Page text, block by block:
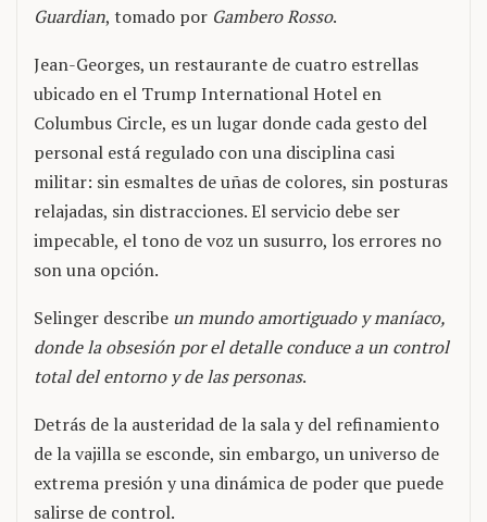
Guardian, tomado por Gambero Rosso.
Jean-Georges, un restaurante de cuatro estrellas
ubicado en el Trump International Hotel en
Columbus Circle, es un lugar donde cada gesto del
personal está regulado con una disciplina casi
militar: sin esmaltes de uñas de colores, sin posturas
relajadas, sin distracciones. El servicio debe ser
impecable, el tono de voz un susurro, los errores no
son una opción.
Selinger describe un mundo amortiguado y maníaco,
donde la obsesión por el detalle conduce a un control
total del entorno y de las personas.
Detrás de la austeridad de la sala y del refinamiento
de la vajilla se esconde, sin embargo, un universo de
extrema presión y una dinámica de poder que puede
salirse de control.